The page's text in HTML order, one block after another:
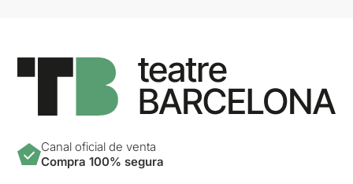
Canal oficial de venta
Compra 100% segura